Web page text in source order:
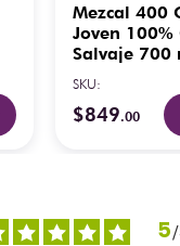
Mezcal 400
Joven 100%
Salvaje 700
SKU:
$849.00
5/